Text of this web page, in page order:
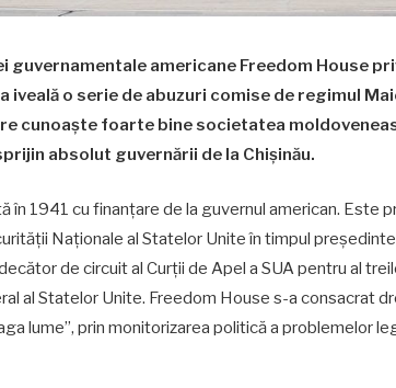
guvernamentale americane Freedom House
iveală o serie de abuzuri comise de regimul
cunoaște foarte bine societatea
absolut guvernării de la Chișinău.
în 1941 cu finanțare de la guvernul american. Este
Naționale al Statelor Unite în timpul
de circuit al Curții de Apel a SUA pentru al
al Statelor Unite. Freedom House s-a consacrat
lume”, prin monitorizarea politică a problemelor